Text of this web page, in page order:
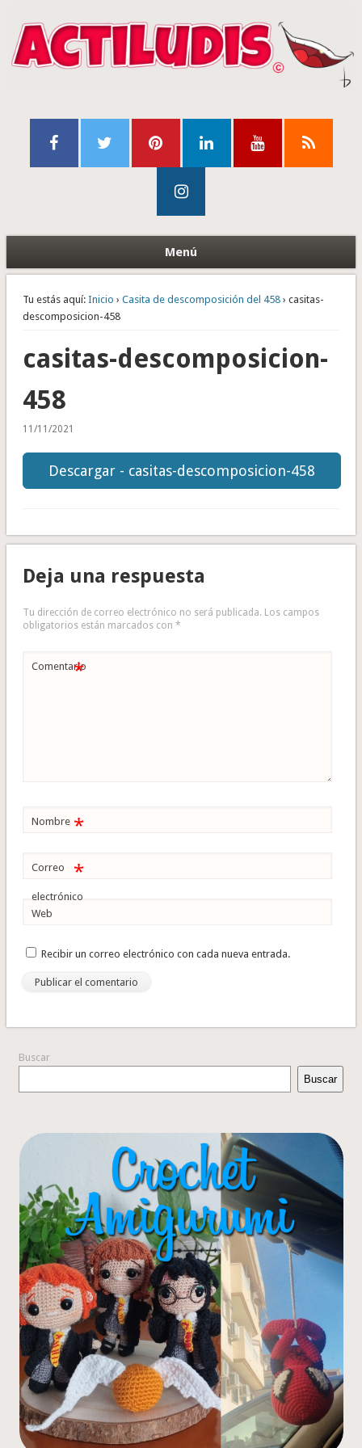
Menú
Tu estás aquí: Inicio › Casita de descomposición del 458› casitas-
descomposicion-458
casitas-descomposicion-
458
11/11/2021
Descargar - casitas-descomposicion-458
Deja una respuesta
Tu dirección de correo electrónico no será publicada. Los campos
obligatorios están marcados con *
Comentario
*
Nombre *
Correo
electrónico
*
Web
Recibir un correo electrónico con cada nueva entrada.
Buscar
Buscar